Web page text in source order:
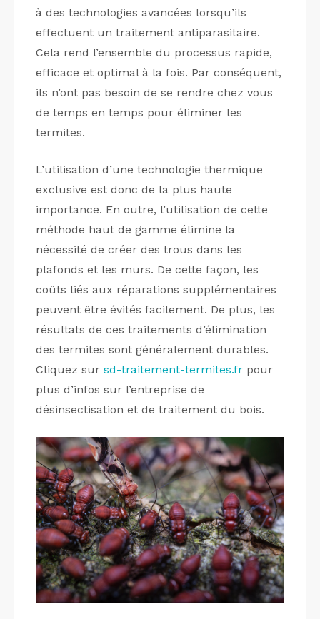
à des technologies avancées lorsqu’ils
effectuent un traitement antiparasitaire.
Cela rend l’ensemble du processus rapide,
efficace et optimal à la fois. Par conséquent,
ils n’ont pas besoin de se rendre chez vous
de temps en temps pour éliminer les
termites.
L’utilisation d’une technologie thermique
exclusive est donc de la plus haute
importance. En outre, l’utilisation de cette
méthode haut de gamme élimine la
nécessité de créer des trous dans les
plafonds et les murs. De cette façon, les
coûts liés aux réparations supplémentaires
peuvent être évités facilement. De plus, les
résultats de ces traitements d’élimination
des termites sont généralement durables.
Cliquez sur sd-traitement-termites.fr pour
plus d’infos sur l’entreprise de
désinsectisation et de traitement du bois.